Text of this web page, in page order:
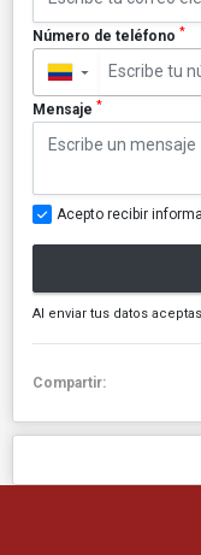
Número de teléfono *
▼
Mensaje *
Acepto recibir
Al enviar tus datos
Compartir: